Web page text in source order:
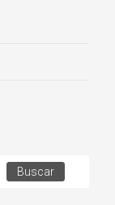
Buscar